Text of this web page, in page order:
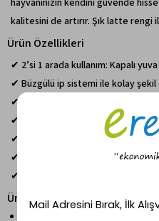
kalitesini de artırır. Şık latte rengi
Ürün Özellikleri
✔ 2’si 1 arada kullanım: Kapalı
✔ Büzgülü ip sistemi ile kolay
✔ Yumuşak ve konforlu peluş doku
✔ Güvenli ve korunaklı tasarım
✔ Kediler ve küçük ırk köpekler
✔ Stres azaltıcı, güven hissi veren
✔ Şık ve dekoratif latte renk
Ürün Ölçüleri